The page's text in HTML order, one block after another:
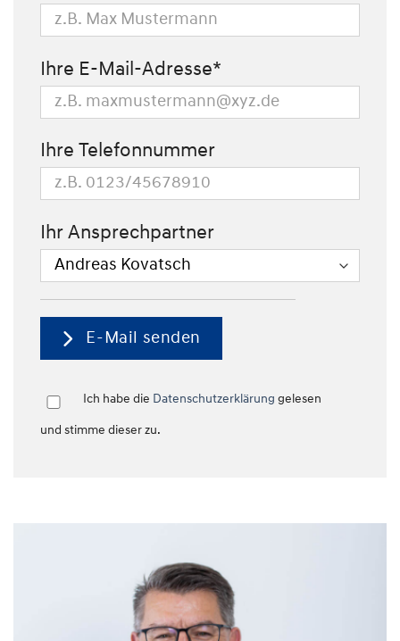
Ihre E-Mail-Adresse*
Ihre Telefonnummer
Ihr Ansprechpartner
E-Mail senden
Ich habe die Datenschutzerklärung gelesen
und stimme dieser zu.